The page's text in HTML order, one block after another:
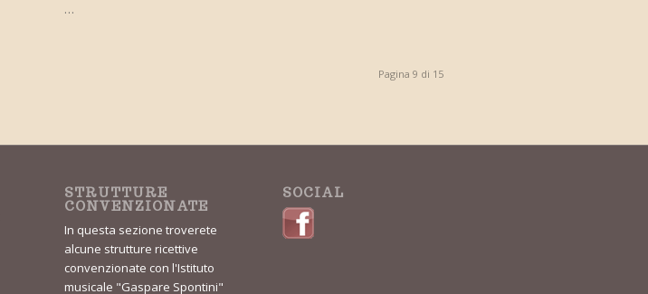
…
Pagina 9 di 15
STRUTTURE
CONVENZIONATE
In questa sezione troverete
alcune strutture ricettive
convenzionate con l'Istituto
musicale "Gaspare Spontini"
SOCIAL